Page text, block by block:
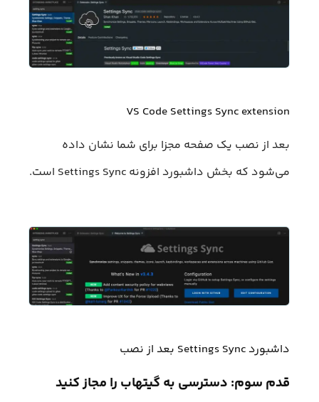
VS Code Settings Sync extension
بعد از نصب یک صفحه مجزا برای شما نشان داده
می‌شود که بخش داشبورد افزونه Settings Sync است.
داشبورد Settings Sync بعد از نصب
قدم سوم: دسترسی به گیتهاب را مجاز کنید